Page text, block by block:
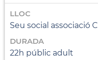
LLOC
Seu social associació
DURADA
22h públic adult